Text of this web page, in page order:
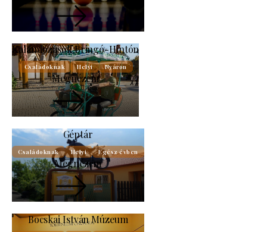
Kalandozások Bringó-Hintón
Családoknak Helyi Nyáron
Megnézem
Géptár
Családoknak Helyi Egész évben
Megnézem
Bocskai István Múzeum